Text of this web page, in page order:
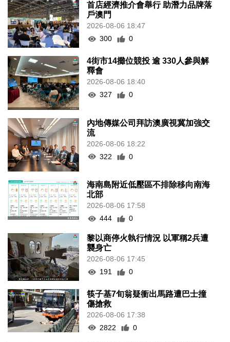
首店經濟推介會舉行 助潛力品牌落
戶澳門
2026-08-06 18:47
300
0
4街市14攤位競投 逾 330人參與解
釋會
2026-08-06 18:40
327
0
內地傳媒公司拜訪澳廣視冀加強交
流
2026-08-06 18:22
322
0
海南島附近低壓區不排除移向南海
北部
2026-08-06 17:58
444
0
黎以商停火執行情況 以軍稱2兵遭
襲身亡
2026-08-06 17:45
191
0
筷子基7旬翁疑衝出馬路遭巴士撞
傷搶救
2026-08-06 17:38
2822
0